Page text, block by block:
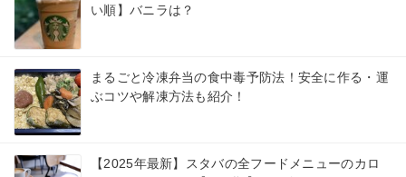
い順】バニラは？
まるごと冷凍弁当の食中毒予防法！安全に作る・運
ぶコツや解凍方法も紹介！
【2025年最新】スタバの全フードメニューのカロ